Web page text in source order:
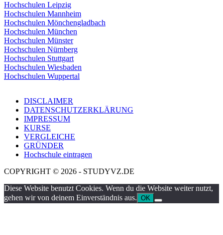
Hochschulen Leipzig
Hochschulen Mannheim
Hochschulen Mönchengladbach
Hochschulen München
Hochschulen Münster
Hochschulen Nürnberg
Hochschulen Stuttgart
Hochschulen Wiesbaden
Hochschulen Wuppertal
DISCLAIMER
DATENSCHUTZERKLÄRUNG
IMPRESSUM
KURSE
VERGLEICHE
GRÜNDER
Hochschule eintragen
COPYRIGHT © 2026 - STUDYVZ.DE
Diese Website benutzt Cookies. Wenn du die Website weiter nutzt,
gehen wir von deinem Einverständnis aus. OK